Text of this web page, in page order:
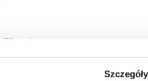
Szczegóły